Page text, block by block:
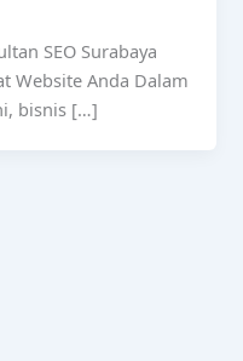
SEO Surabaya
Website Anda Dalam
bisnis […]